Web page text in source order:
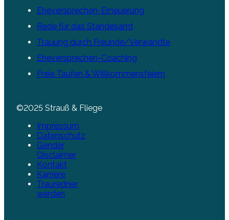
Eheversprechen-Erneuerung
Rede für das Standesamt
Trauung durch Freunde/Verwandte
Eheversprechen-Coaching
Freie Taufen & Willkommensfeiern
©2025 Strauß & Fliege
Impressum
Datenschutz
Gender
Disclaimer
Kontakt
Karriere
Trauredner
werden